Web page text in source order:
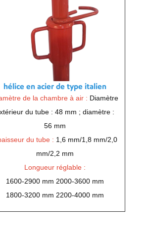
hélice en acier de type italien
de la chambre à air : Diamètre
du tube : 48 mm ; diamètre :
56 mm
du tube : 1,6 mm/1,8 mm/2,0
mm/2,2 mm
Longueur réglable :
1600-2900 mm 2000-3600 mm
1800-3200 mm 2200-4000 mm